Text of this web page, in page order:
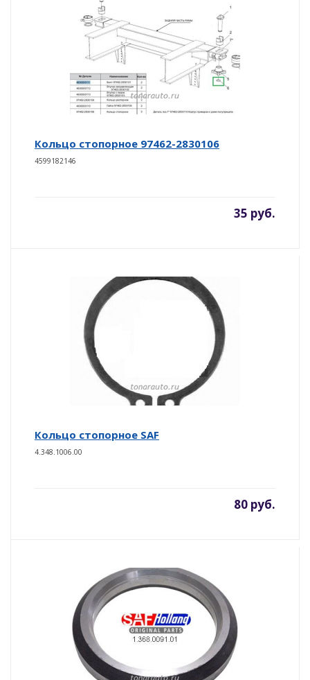
Кольцо стопорное 97462-2830106
4599182146
35 руб.
Кольцо стопорное SAF
4.348.1006.00
80 руб.